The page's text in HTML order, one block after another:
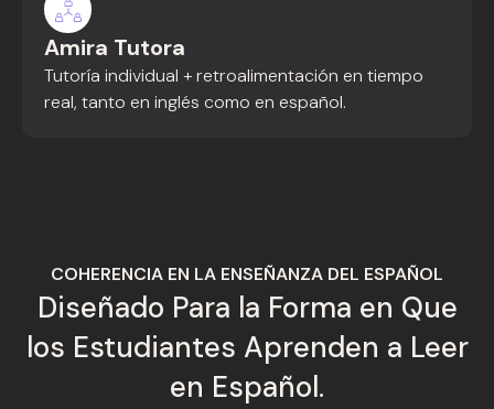
Amira Tutora
Tutoría individual + retroalimentación en tiempo
real, tanto en inglés como en español.
COHERENCIA EN LA ENSEÑANZA DEL ESPAÑOL
Diseñado Para la Forma en Que
los Estudiantes Aprenden a Leer
en Español.